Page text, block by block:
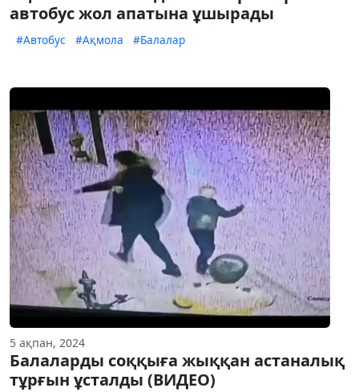
автобус жол апатына ұшырады
#Автобус #Ақмола #Балалар
5 ақпан, 2024
Балаларды соққыға жыққан астаналық
тұрғын ұсталды (ВИДЕО)